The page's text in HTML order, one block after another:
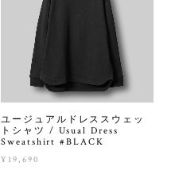
ユージュアルドレススウェッ
トシャツ / Usual Dress
Sweatshirt #BLACK
¥19,690